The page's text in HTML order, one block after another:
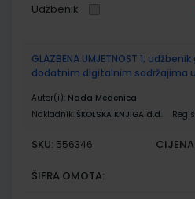
Udžbenik
GLAZBENA UMJETNOST 1;
dodatnim digitalnim sadržajima
Autor(i): Nada Medenica
Nakladnik: ŠKOLSKA KNJIGA d.d.
SKU: 556346 CIJENA:
ŠIFRA OMOTA: